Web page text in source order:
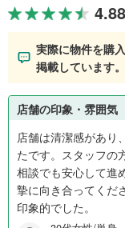
4.88
実際に物件を購
掲載しています。
店舗の印象・雰囲気
店舗は清潔感があり
たです。スタッフの
相談でも安心して進
摯に向き合ってくだ
印象的でした。